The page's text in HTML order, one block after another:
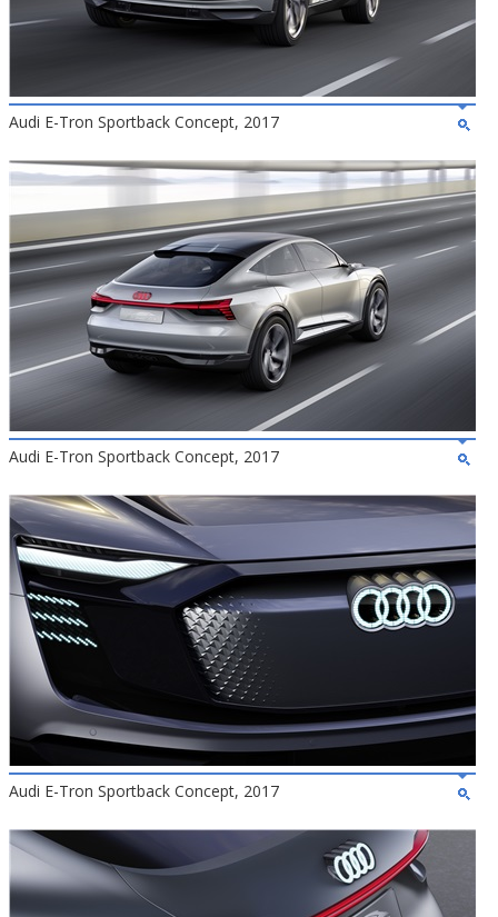
Audi E-Tron Sportback Concept, 2017
Audi E-Tron Sportback Concept, 2017
Audi E-Tron Sportback Concept, 2017